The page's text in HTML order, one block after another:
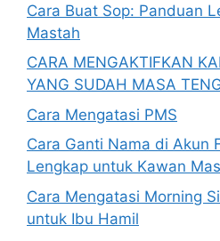
Cara Buat Sop: Panduan
Mastah
CARA MENGAKTIFKAN
YANG SUDAH MASA
Cara Mengatasi PMS
Cara Ganti Nama di Akun
Lengkap untuk Kawan
Cara Mengatasi Morning
untuk Ibu Hamil